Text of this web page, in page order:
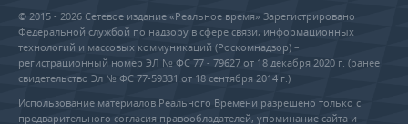
© 2015 - 2026 Сетевое издание «Реальное время» Зарегистрировано
Федеральной службой по надзору в сфере связи, информационных
технологий и массовых коммуникаций (Роскомнадзор) –
регистрационный номер ЭЛ № ФС 77 - 79627 от 18 декабря 2020 г. (ранее
свидетельство Эл № ФС 77-59331 от 18 сентября 2014 г.)
Использование материалов Реального Времени разрешено только с
предварительного согласия правообладателей, упоминание сайта и